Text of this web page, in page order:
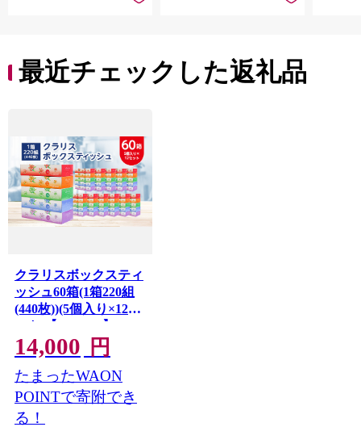
最近チェックした返礼品
クラリスボックスティ
ッシュ60箱(1箱220組
(440枚))(5個入り×12セ
ット)【1256759】
14,000 円
たまったWAON
POINTで寄附でき
る！